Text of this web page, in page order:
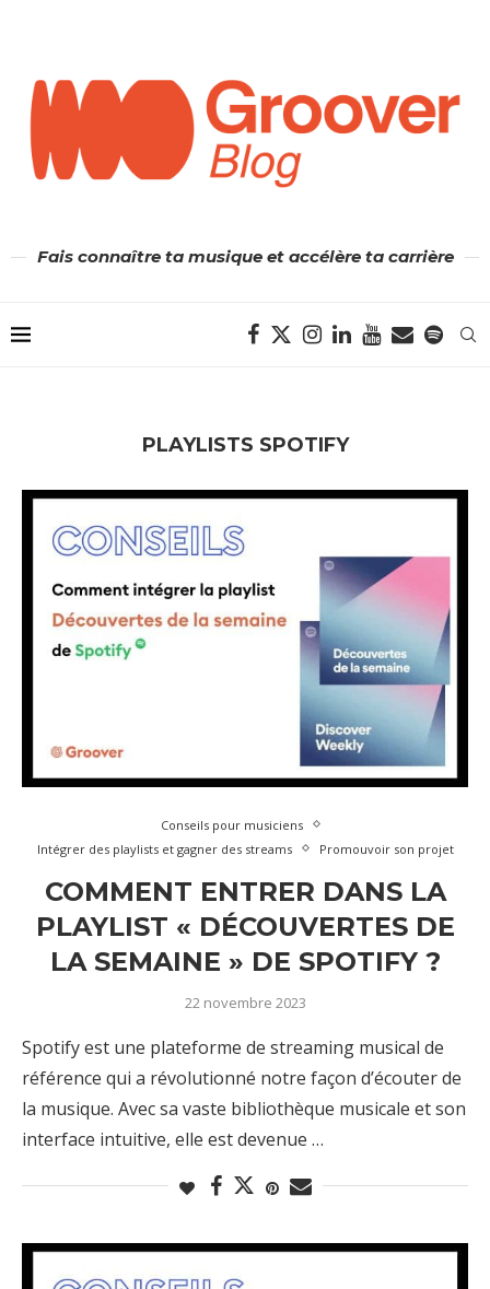
Fais connaître ta musique et accélère ta carrière
PLAYLISTS SPOTIFY
Conseils pour musiciens
Intégrer des playlists et gagner des streams
Promouvoir son projet
COMMENT ENTRER DANS LA
PLAYLIST « DÉCOUVERTES DE
LA SEMAINE » DE SPOTIFY ?
22 novembre 2023
Spotify est une plateforme de streaming musical de
référence qui a révolutionné notre façon d’écouter de
la musique. Avec sa vaste bibliothèque musicale et son
interface intuitive, elle est devenue …